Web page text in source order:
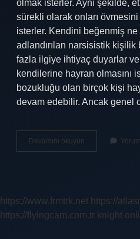
olmak isterler. Aynı şekilde,
sürekli olarak onları övmesini
isterler. Kendini beğenmiş
adlandırılan narsisistik
fazla ilgiye ihtiyaç duyarlar
kendilerine hayran olmasını
bozukluğu olan birçok kişi
devam edebilir. Ancak genel
Devamını okuyun
Şeyi
Denir
https://www.frmtrk.net https://
https://flyingcam.com.tr knight